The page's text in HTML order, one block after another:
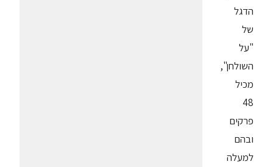
הדגל
של
"על
השולחן",
מכיל
48
פרקים
ובהם
למעלה